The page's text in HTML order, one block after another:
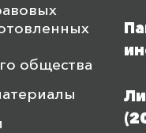
общества